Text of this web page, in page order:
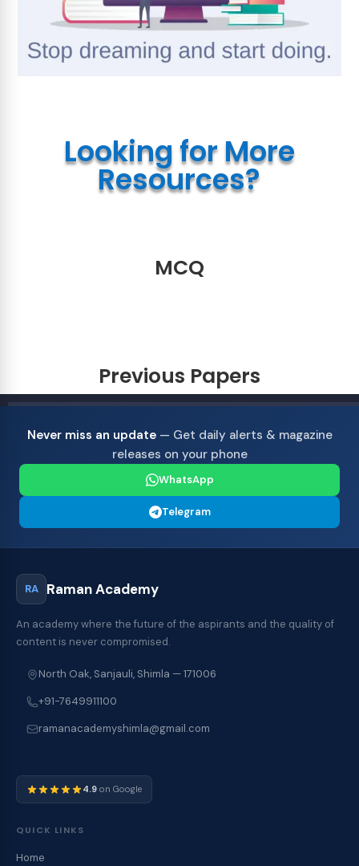
Looking for More
Resources?
MCQ
Previous Papers
Never miss an update— Get daily alerts & magazine
releases on your phone
WhatsApp
Telegram
RA Raman Academy
An academy where the future of the aspirants and the quality of
content is never compromised.
North Oak, Sanjauli, Shimla — 171006
+91-7649911100
ramanacademyshimla@gmail.com
4.9 on Google
QUICK LINKS
Home